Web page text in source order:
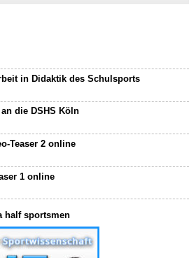
in Didaktik des Schulsports
die DSHS Köln
Teaser 2 online
1 online
half sportsmen